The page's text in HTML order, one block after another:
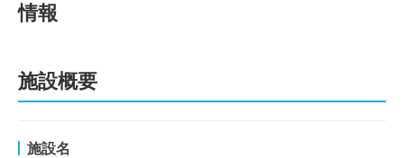
情報
施設概要
施設名